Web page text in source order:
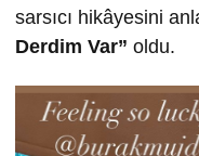
sarsıcı hikâyesini
Derdim Var” oldu.